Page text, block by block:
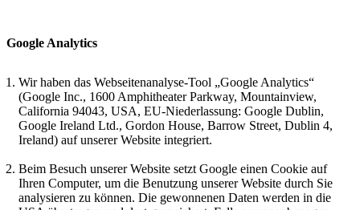
Google Analytics
Wir haben das Webseitenanalyse-Tool „Google Analytics“
(Google Inc., 1600 Amphitheater Parkway, Mountainview,
California 94043, USA, EU-Niederlassung: Google Dublin,
Google Ireland Ltd., Gordon House, Barrow Street, Dublin 4,
Ireland) auf unserer Website integriert.
Beim Besuch unserer Website setzt Google einen Cookie auf
Ihren Computer, um die Benutzung unserer Website durch Sie
analysieren zu können. Die gewonnenen Daten werden in die